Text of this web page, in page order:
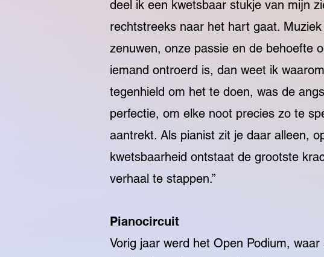
deel ik een kwetsbaar stukje van mijn
rechtstreeks naar het hart gaat.
zenuwen, onze passie en de behoefte
iemand ontroerd is, dan weet ik
tegenhield om het te doen, was de
perfectie, om elke noot precies zo te
aantrekt. Als pianist zit je daar alleen,
kwetsbaarheid ontstaat de grootste
verhaal te stappen.”
Pianocircuit
Vorig jaar werd het Open Podium,